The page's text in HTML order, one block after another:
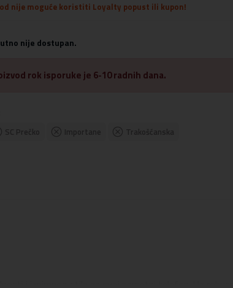
nije moguće koristiti Loyalty popust ili kupon!
nije dostupan.
rok isporuke je 6-10 radnih dana.
i iznimnog stila za svoj pametni telefon. Uz robusnu